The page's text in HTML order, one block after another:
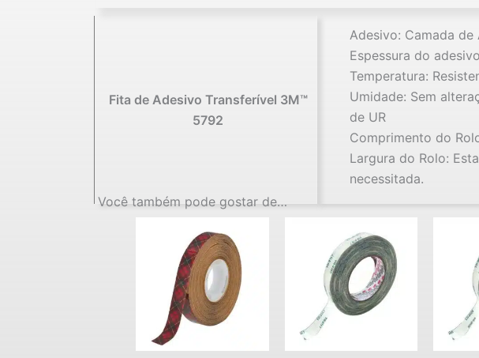
Fita de Adesivo Transferível 3M™
5792
Adesivo: Camada
Espessura do
Temperatura:
Umidade: Sem
de UR
Comprimento do
Largura do Rolo:
necessitada.
Você também pode gostar de…